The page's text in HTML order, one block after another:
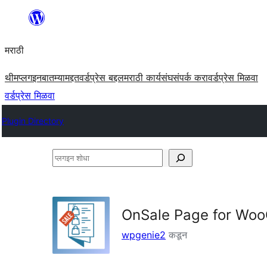
सामुग्रीवर
मराठी
थीमप्लगइनबातम्यामद्दतवर्डप्रेस बद्दलमराठी कार्यसंघसंपर्क करावर्डप्रेस मिळवा
वर्डप्रेस मिळवा
Plugin Directory
प्लगइन
OnSale Page for
wpgenie2 कडून